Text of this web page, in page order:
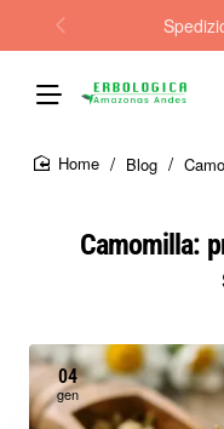
Camomilla:
Blog
04
gen